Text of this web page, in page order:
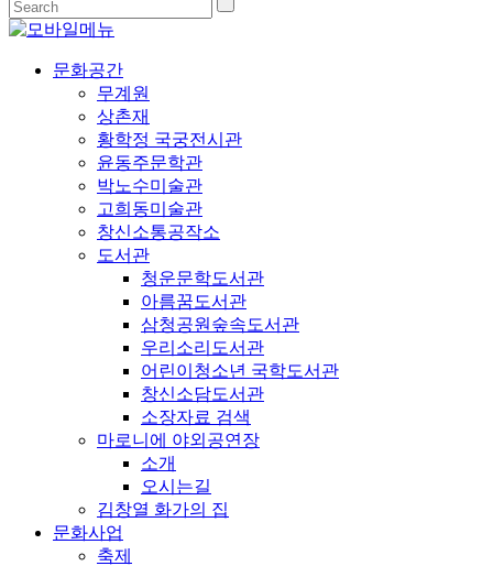
문화공간
무계원
상촌재
황학정 국궁전시관
윤동주문학관
박노수미술관
고희동미술관
창신소통공작소
도서관
청운문학도서관
아름꿈도서관
삼청공원숲속도서관
우리소리도서관
어린이청소년 국학도서관
창신소담도서관
소장자료 검색
마로니에 야외공연장
소개
오시는길
김창열 화가의 집
문화사업
축제